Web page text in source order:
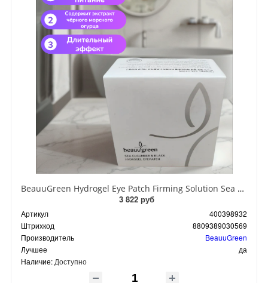
BeauuGreen Hydrogel Eye Patch Firming Solution Sea Cocumber & Black Гидрогелевые патчи для кожи вокруг глаз с экстрактом черного морского огурца 60 шт 90 гр
3 822 руб
Артикул
400398932
Штрихкод
8809389030569
Производитель
BeauuGreen
Лучшее
да
Наличие: Доступно